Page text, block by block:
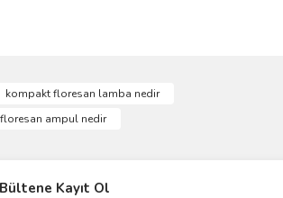
kompakt floresan lamba nedir
ampul nedir
& TRAFO
Kayıt Ol